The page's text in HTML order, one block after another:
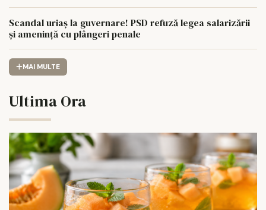
Scandal uriaș la guvernare! PSD refuză legea salarizării
și amenință cu plângeri penale
MAI MULTE
Ultima Ora